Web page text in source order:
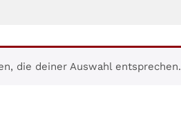
die deiner Auswahl entsprechen.